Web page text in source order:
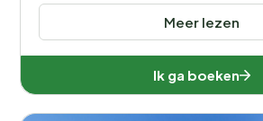
Meer lezen
Ik ga boeken